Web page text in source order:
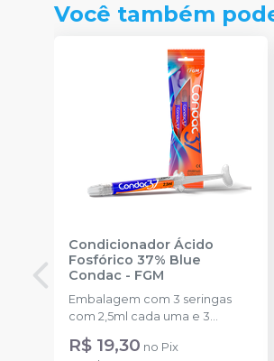
Você também
Condicionador Ácido
Fosfórico 37% Blue
Condac - FGM
Embalagem com 3 seringas
com 2,5ml cada uma e 3
R$ 19,30 no Pix